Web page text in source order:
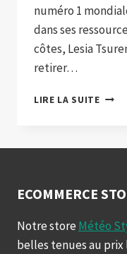
numéro 1
dans ses
côtes, Lesia
retirer…
LIRE LA SUITE
ECOMMERCE
Notre store Météo
belles tenues au